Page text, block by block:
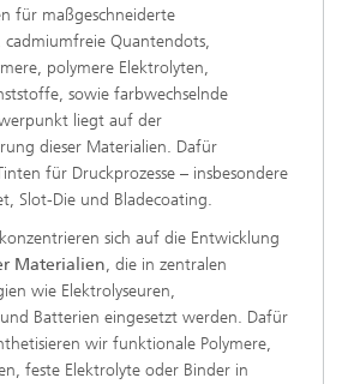
für maßgeschneiderte
cadmiumfreie Quantendots,
polymere Elektrolyten,
sowie farbwechselnde
liegt auf der
dieser Materialien. Dafür
für Druckprozesse – insbesondere
Slot-Die und Bladecoating.
sich auf die Entwicklung
Materialien, die in zentralen
wie Elektrolyseuren,
Batterien eingesetzt werden. Dafür
wir funktionale Polymere,
feste Elektrolyte oder Binder in